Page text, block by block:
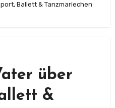
Ballett & Tanzmariechen
über
&